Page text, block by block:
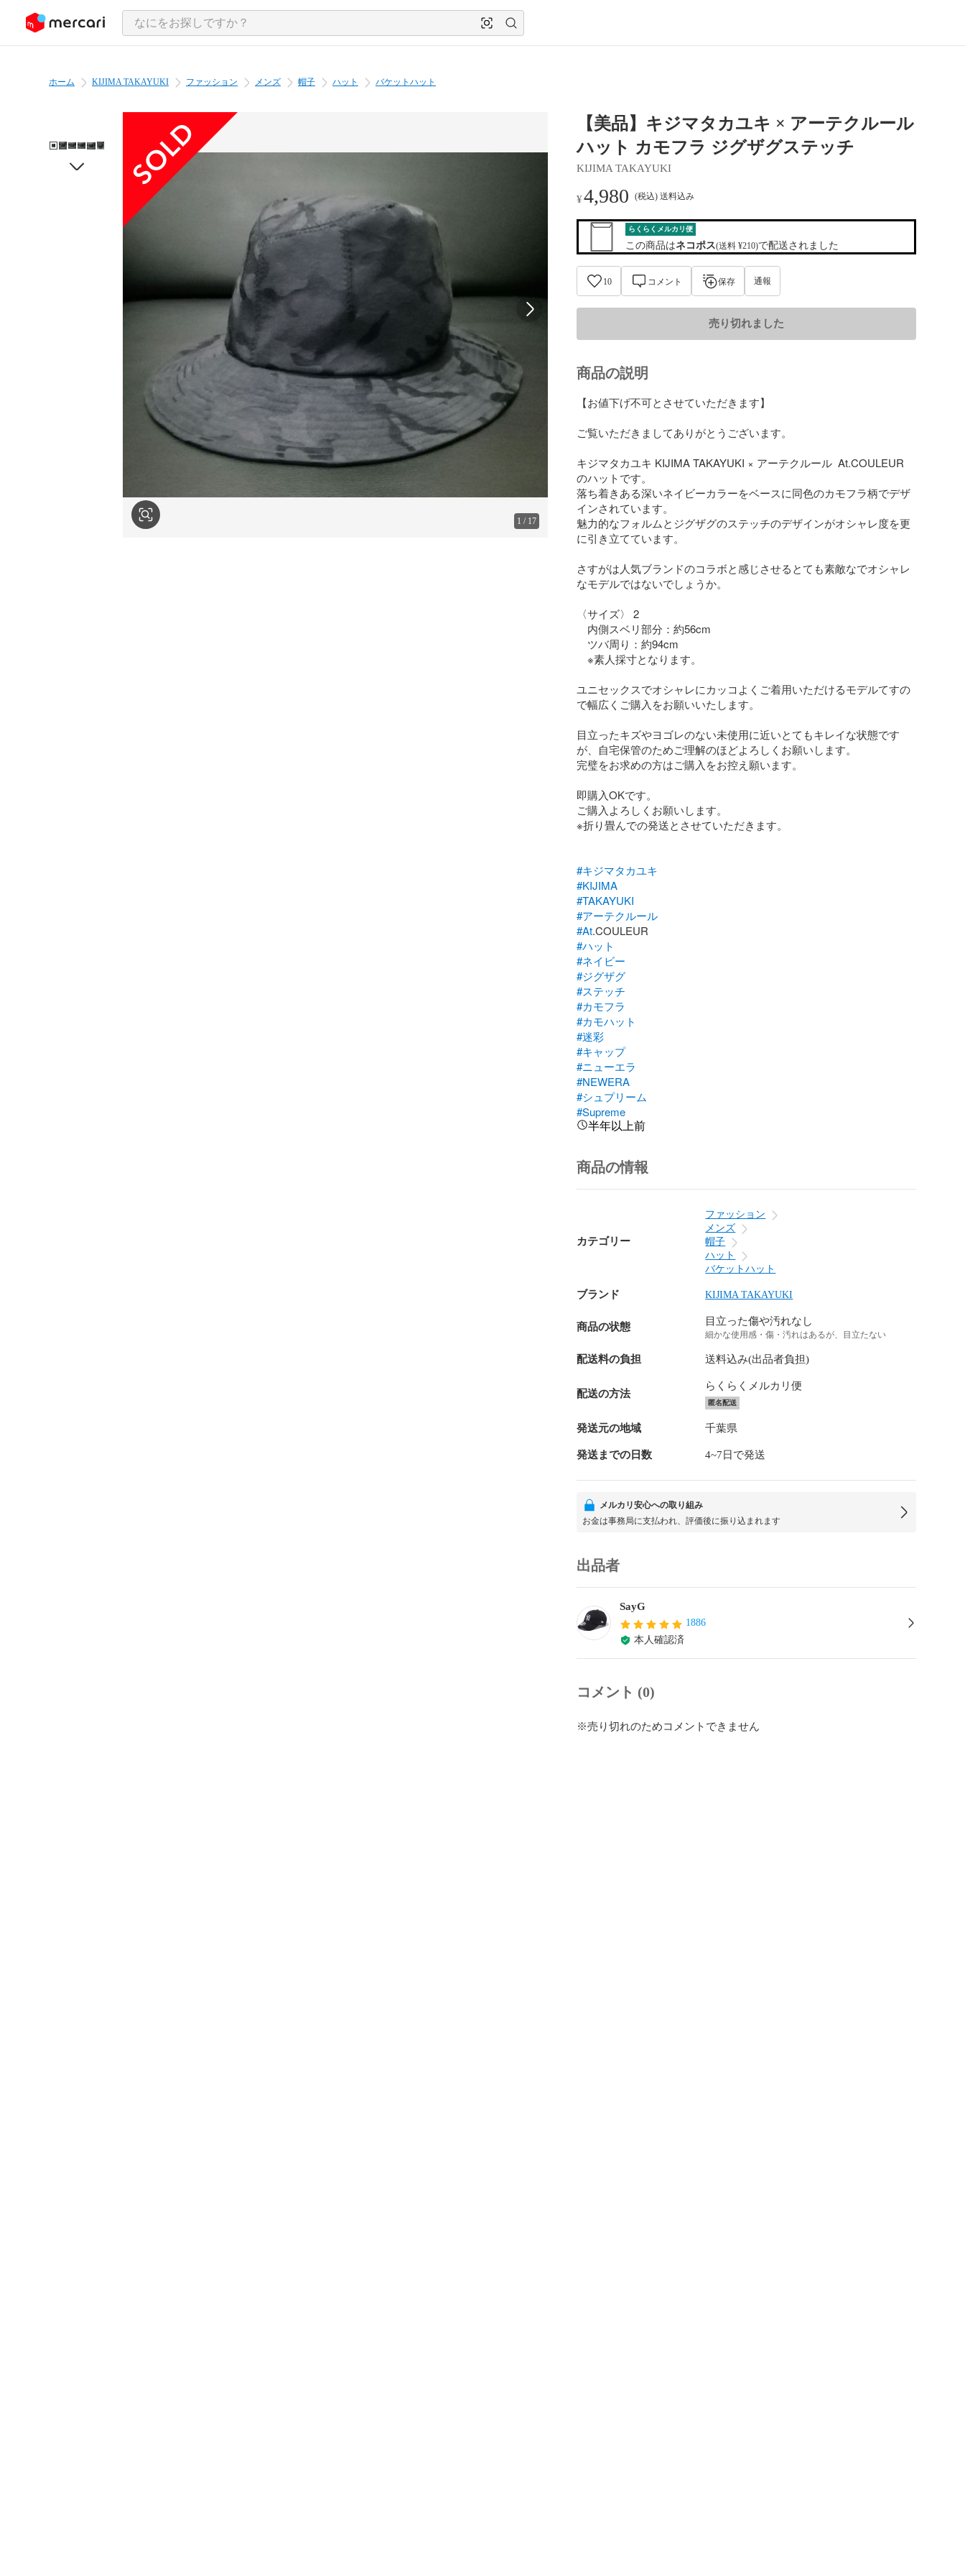
ツにスキップ
ホーム KIJIMA TAKAYUKI ファッション メンズ 帽子 ハット バケットハット
1 / 17
【美品】キジマタカユキ × アーテクルール
ハット カモフラ ジグザグステッチ
KIJIMA TAKAYUKI
¥4,980 (税込) 送料込み
らくらくメルカリ便
この商品はネコポス(送料 ¥210)で配送されました
10 コメント 保存 通報
売り切れました
商品の説明
【お値下げ不可とさせていただきます】
ご覧いただきましてありがとうございます。
キジマタカユキ KIJIMA TAKAYUKI × アーテクルール  At.COULEUR
のハットです。
落ち着きある深いネイビーカラーをベースに同色のカモフラ柄でデザ
インされています。
魅力的なフォルムとジグザグのステッチのデザインがオシャレ度を更
に引き立てています。
さすがは人気ブランドのコラボと感じさせるとても素敵なでオシャレ
なモデルではないでしょうか。
〈サイズ〉 2
内側スベリ部分：約56cm
ツバ周り：約94cm
※素人採寸となります。
ユニセックスでオシャレにカッコよくご着用いただけるモデルてすの
で幅広くご購入をお願いいたします。
目立ったキズやヨゴレのない未使用に近いとてもキレイな状態です
が、自宅保管のためご理解のほどよろしくお願いします。
完璧をお求めの方はご購入をお控え願います。
即購入OKです。
ご購入よろしくお願いします。
※折り畳んでの発送とさせていただきます。
#キジマタカユキ
#KIJIMA
#TAKAYUKI
#アーテクルール
#At
#ハット
#ネイビー
#ジグザグ
#ステッチ
#カモフラ
#カモハット
#迷彩
#キャップ
#ニューエラ
#NEWERA
#シュプリーム
#Supreme
半年以上前
商品の情報
カテゴリー
ファッション
メンズ
帽子
ハット
バケットハット
ブランド KIJIMA TAKAYUKI
商品の状態 目立った傷や汚れなし
細かな使用感・傷・汚れはあるが、目立たない
配送料の負担 送料込み(出品者負担)
配送の方法
らくらくメルカリ便
匿名配送
発送元の地域 千葉県
発送までの日数 4~7日で発送
メルカリ安心への取り組み
お金は事務局に支払われ、評価後に振り込まれます
出品者
SayG
1886
本人確認済
コメント (0)
※売り切れのためコメントできません